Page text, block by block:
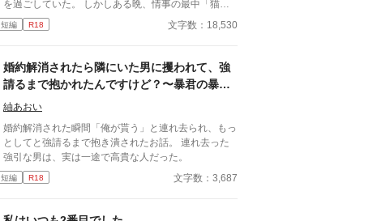
を過ごしていた。 しかしある晩、情事の最中「猫か
ぶりはいい加減にしろ」と彼に言われてしまう。 夫
に嫌われたくないが、自分に自信が持てないため涙す
ことを上手く伝えられないもどかしさを密かに抱えて
いた。 気持ちを伝え合った二人は、本音しか口にし
ない、隠し立てをしないという約束を交わし、身体を
重ねるが……？ 「こんな本性どこに隠してたんだ
か」 「構って欲しい人だったなんて、思いませんで
したわ」 さてさて、互いの本性を知った夫婦の行く
末やいかに。 +ムーンライトノベルズにも掲載してお
ります。
短編 R18 文字数：18,530
婚約解消されたら隣にいた男に攫われて、強
請るまで抱かれたんですけど？〜暴君の暴君
が暴君過ぎた話〜
紬あおい
婚約解消された瞬間「俺が貰う」と連れ去られ、もっ
としてと強請るまで抱き潰されたお話。 連れ去った
強引な男は、実は一途で高貴な人だった。
短編 R18 文字数：3,687